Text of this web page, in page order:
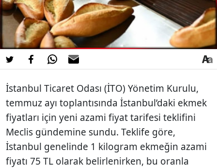
İstanbul Ticaret Odası (İTO) Yönetim Kurulu,
temmuz ayı toplantısında İstanbul’daki ekmek
fiyatları için yeni azami fiyat tarifesi teklifini
Meclis gündemine sundu. Teklife göre,
İstanbul genelinde 1 kilogram ekmeğin azami
fiyatı 75 TL olarak belirlenirken, bu oranla